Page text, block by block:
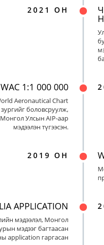
2021 ОН
WAC 1:1 000 000
Aeronautical Chart
боловсруулж,
Улсын AIP-аар
мэдээлэн түгээсэн.
2019 ОН
APPLICATION
мэдээлэл, Монгол
мэдээг багтаасан
application гаргасан